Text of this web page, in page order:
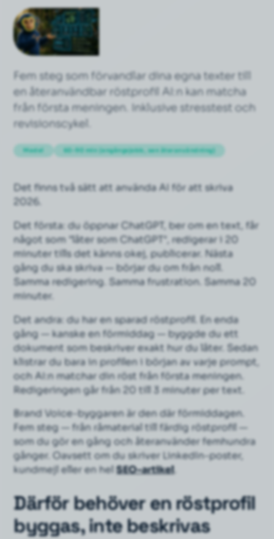
Fem steg som förvandlar dina egna texter till
en återanvändbar röstprofil AI:n kan matcha
från första meningen. Inklusive stresstest och
revisionscykel.
Medel 60–90 min (engångsjobb, sen återanvändning)
Det finns två sätt att använda AI för att skriva
2026.
Det första: du öppnar ChatGPT, ber om en text, får
något som "låter som ChatGPT", redigerar i 20
minuter tills det känns okej, publicerar. Nästa
gång du ska skriva — börjar du om från noll.
Samma redigering. Samma frustration. Samma 20
minuter.
Det andra: du har en sparadröstprofil . En enda
gång — kanske en förmiddag — byggde du ett
dokument som beskriver exakt hur du låter. Sedan
klistrar du bara in profilen i början av varje prompt,
och AI:n matchar din röst från första meningen.
Redigeringen går från 20 till 3 minuter per text.
Brand Voice-byggaren är den där förmiddagen.
Fem steg — från råmaterial till färdig röstprofil —
som du gör en gång och återanvänder femhundra
gånger. Oavsett om du skriver LinkedIn-poster,
kundmejl eller en helSEO-artikel
Därför behöver en röstprofil
byggas, inte beskrivas